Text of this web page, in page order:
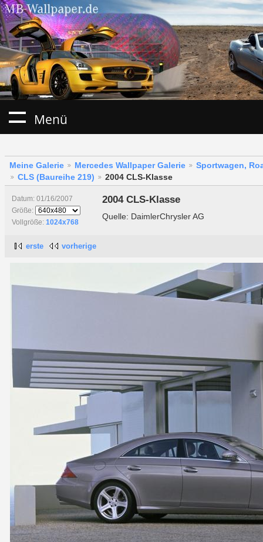
Menü
Meine Galerie Mercedes Wallpaper Galerie
Sportwagen,
CLS (Baureihe 219)
2004 CLS-Klasse
Datum: 01/16/2007
Größe:
Vollgröße: 1024x768
2004 CLS-Klasse
Quelle: DaimlerChrysler AG
erste vorherige